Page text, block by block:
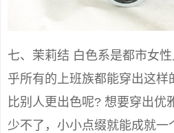
七、茉莉结 白色系是都市女
乎所有的上班族都能穿出这
比别人更出色呢? 想要穿出优
少不了，小小点缀就能成就一